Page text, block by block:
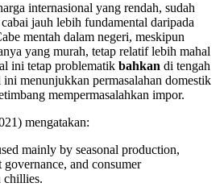
internasional yang rendah, sudah
jauh lebih fundamental daripada
mentah dalam negeri, meskipun
yang murah, tetap relatif lebih mahal
ini tetap problematik bahkan di tengah
menunjukkan permasalahan domestik
mempermasalahkan impor.
mengatakan:
mainly by seasonal production,
and consumer
chillies.